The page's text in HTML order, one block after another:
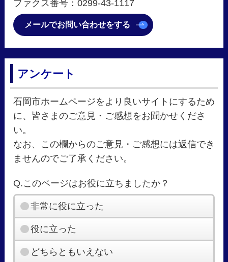
ファクス番号：0299-43-1117
メールでお問い合わせをする
アンケート
石岡市ホームページをより良いサイトにするため
に、皆さまのご意見・ご感想をお聞かせくださ
い。
なお、この欄からのご意見・ご感想には返信でき
ませんのでご了承ください。
Q.このページはお役に立ちましたか？
非常に役に立った
役に立った
どちらともいえない